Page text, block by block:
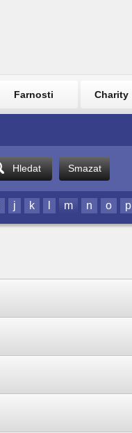
Farnosti Charity
Hledat Smazat
j k m n o p